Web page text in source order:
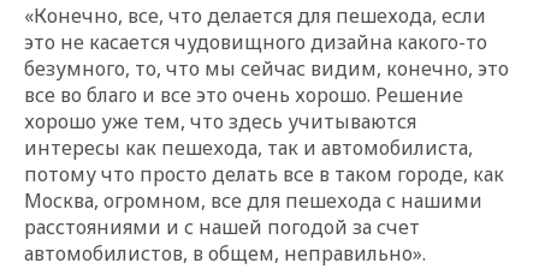
«Конечно, все, что делается для пешехода, если
это не касается чудовищного дизайна какого-то
безумного, то, что мы сейчас видим, конечно, это
все во благо и все это очень хорошо. Решение
хорошо уже тем, что здесь учитываются
интересы как пешехода, так и автомобилиста,
потому что просто делать все в таком городе, как
Москва, огромном, все для пешехода с нашими
расстояниями и с нашей погодой за счет
автомобилистов, в общем, неправильно».